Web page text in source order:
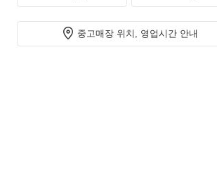
중고매장 위치, 영업시간 안내